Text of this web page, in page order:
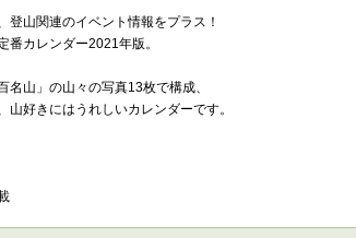
登山関連のイベント情報をプラス！
番カレンダー2021年版。
山」の山々の写真13枚で構成、
好きにはうれしいカレンダーです。